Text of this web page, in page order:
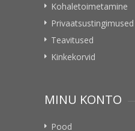
Kohaletoimetamine
Privaatsustingimused
Teavitused
Kinkekorvid
MINU KONTO
Pood